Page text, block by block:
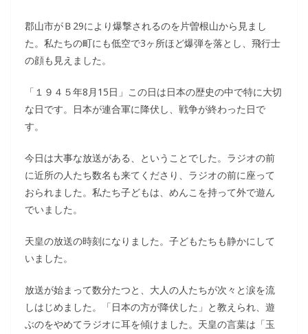
郡山市がＢ29により爆撃されるのを片曽根山から見まし
た。私たちの町にも低空で3ヶ所ほど爆弾を落とし、飛行士
の顔も見えました。
「１９４５年8月15日」この日は日本の歴史の中で特に大切
な日です。日本が連合軍に降伏し、戦争が終わった日で
す。
今日は大事な放送がある、ということでした。ラジオの前
に近所の人たち数名も来てくださり、ラジオの前に座って
おられました。私たち子どもは、めんこを持って外で遊ん
でいました。
天皇の放送の時刻になりました。子どもたちも静かにして
いました。
放送が始まって数分たつと、大人の人たちが次々と涙を流
しはじめました。「日本の方が降伏した」と教えられ、遊
ぶのをやめてラジオに耳を傾けました。天皇の言葉は「玉